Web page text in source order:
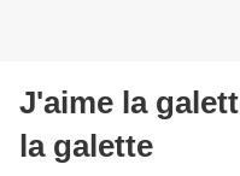
J'aime la
la galette